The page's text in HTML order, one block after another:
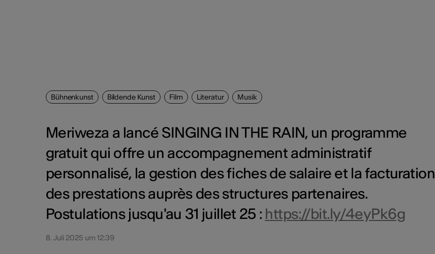
Bühnenkunst Bildende Kunst Film Literatur Musik
Meriweza a lancé SINGING IN THE RAIN, un programme
gratuit qui offre un accompagnement administratif
personnalisé, la gestion des fiches de salaire et la facturation
des prestations auprès des structures partenaires.
Postulations jusqu'au 31 juillet 25 : https://bit.ly/4eyPk6g
8. Juli 2025 um 12:39